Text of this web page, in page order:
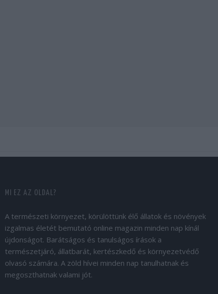
MI EZ AZ OLDAL?
A természeti környezet, körülöttünk élő állatok és növények
izgalmas életét bemutató online magazin minden nap kínál
újdonságot. Barátságos és tanulságos írások a
természetjáró, állatbarát, kertészkedő és környezetvédő
olvasó számára. A zöld hívei minden nap tanulhatnak és
megoszthatnak valami jót.